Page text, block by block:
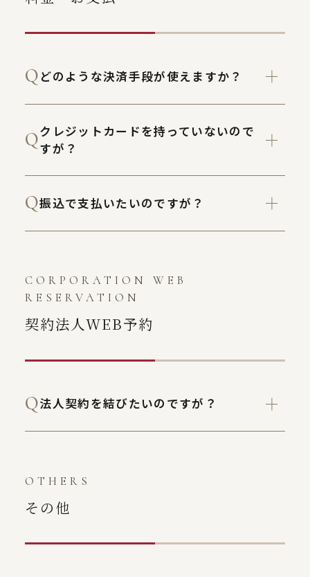
どのような決済手段が使えますか？
クレジットカードを持っていないので
すが？
振込で支払いたいのですが？
CORPORATION WEB
RESERVATION
契約法人WEB予約
法人契約を結びたいのですが？
OTHERS
その他